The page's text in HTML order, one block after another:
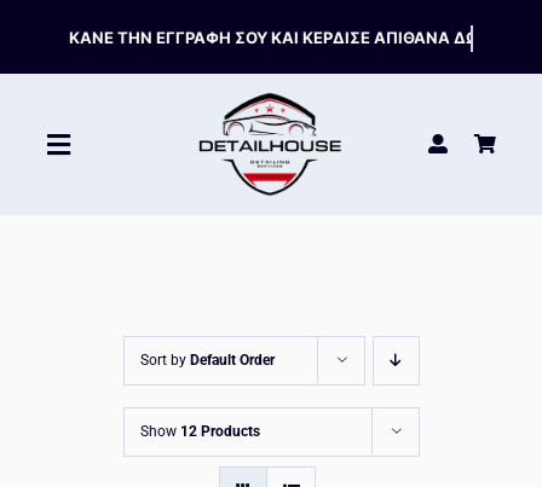
content
Toggle
ΑΞΕΣΟΥΑΡ
HOT OFFERS
Sort by Default Order
Show 12 Products